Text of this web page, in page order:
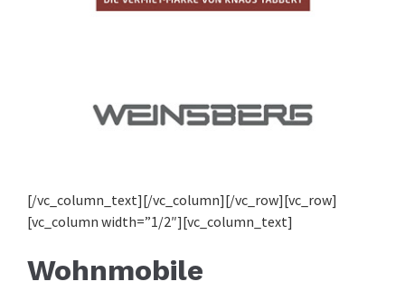
[/vc_column_text][/vc_column][/vc_row][vc_row]
[vc_column width=”1/2″][vc_column_text]
Wohnmobile